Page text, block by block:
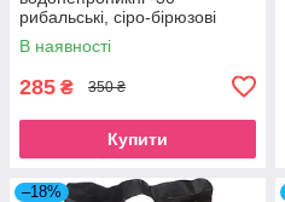
рибальські, сіро-бірюзові
В наявності
285 ₴ 350 ₴
Купити
–18%